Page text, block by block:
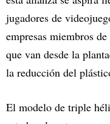
jugadores de
empresas miembros
que van desde la
la reducción del
El modelo de triple